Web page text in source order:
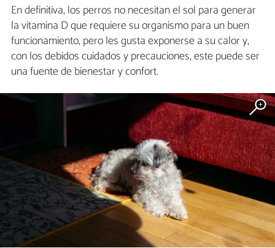
En definitiva, los perros no necesitan el sol para generar
la vitamina D que requiere su organismo para un buen
funcionamiento, pero les gusta exponerse a su calor y,
con los debidos cuidados y precauciones, este puede ser
una fuente de bienestar y confort.